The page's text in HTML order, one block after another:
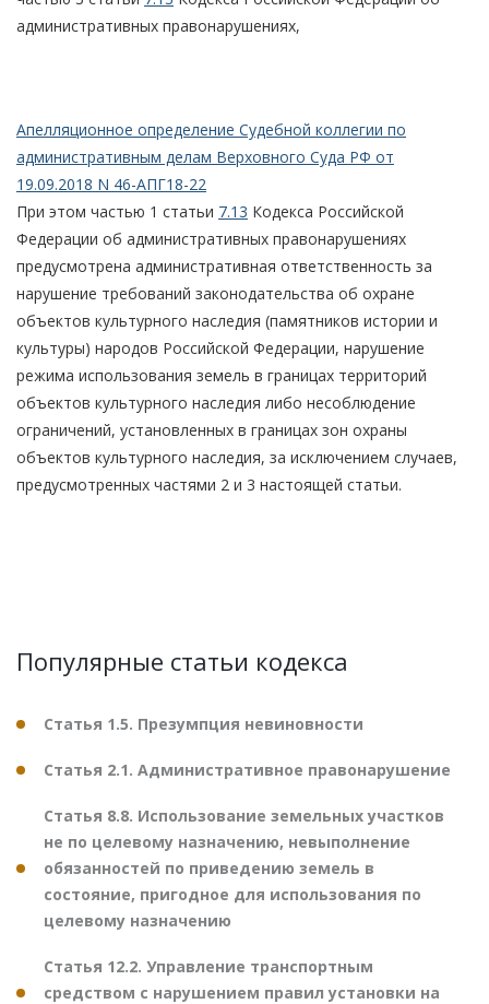
административных правонарушениях,
Апелляционное определение Судебной коллегии по
административным делам Верховного Суда РФ от
19.09.2018 N 46-АПГ18-22
При этом частью 1 статьи 7.13 Кодекса Российской
Федерации об административных правонарушениях
предусмотрена административная ответственность за
нарушение требований законодательства об охране
объектов культурного наследия (памятников истории и
культуры) народов Российской Федерации, нарушение
режима использования земель в границах территорий
объектов культурного наследия либо несоблюдение
ограничений, установленных в границах зон охраны
объектов культурного наследия, за исключением случаев,
предусмотренных частями 2 и 3 настоящей статьи.
Популярные статьи кодекса
Статья 1.5. Презумпция невиновности
Статья 2.1. Административное правонарушение
Статья 8.8. Использование земельных участков
не по целевому назначению, невыполнение
обязанностей по приведению земель в
состояние, пригодное для использования по
целевому назначению
Статья 12.2. Управление транспортным
средством с нарушением правил установки на